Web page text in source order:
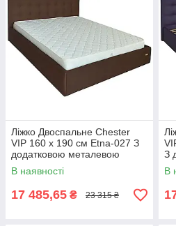
Ліжко Двоспальне Chester
VIP 160 х 190 см Etna-027 З
додатковою металевою
цільнозварною рамою
Коричневий
В наявності
17 485,65 ₴ 23 315 ₴
З
В